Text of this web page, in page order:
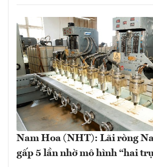
Nam Hoa (NHT): Lãi ròng
gấp 5 lần nhờ mô hình “hai